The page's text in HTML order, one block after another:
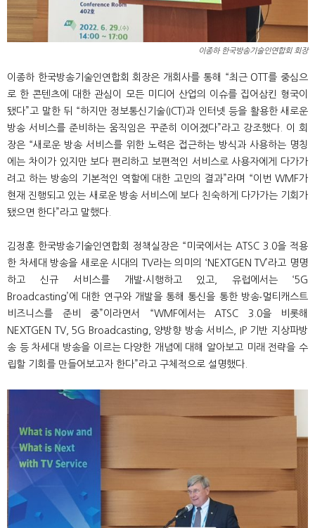
이종하 한국방송기술인연합회 회장
이종하 한국방송기술인연합회 회장은 개회사를 통해 “최근 OTT를 중심으
로 한 콘텐츠에 대한 관심이 모든 미디어 산업의 이슈를 집어삼킨 형국이
됐다”고 말한 뒤 “하지만 정보통신기술(ICT)과 인터넷 등을 활용한 새로운
방송 서비스를 준비하는 움직임은 꾸준히 이어졌다”라고 강조했다. 이 회
장은 “새로운 방송 서비스를 위한 노력은 접근하는 방식과 사용하는 명칭
에는 차이가 있지만 보다 편리하고 보편적인 서비스로 사용자에게 다가가
려고 하는 방송의 기본적인 역할에 대한 고민의 결과”라며 “이번 WMF가
현재 진행되고 있는 새로운 방송 서비스에 보다 친숙하게 다가가는 기회가
됐으면 한다”라고 말했다.
김정훈 한국방송기술인연합회 정책실장은 “미국에서는 ATSC 3.0을 적용
한 차세대 방송을 새로운 시대의 TV라는 의미의 ‘NEXTGEN TV’라고 명명
하고 신규 서비스를 개발‧시행하고 있고, 유럽에서는 ‘5G
Broadcasting’에 대한 연구와 개발을 통해 통신을 통한 방송‧멀티캐스트
비즈니스를 준비 중”이라면서 “WMF에서는 ATSC 3.0을 비롯해
NEXTGEN TV, 5G Broadcasting, 양방향 방송 서비스, IP 기반 지상파방
송 등 차세대 방송을 이르는 다양한 개념에 대해 알아보고 미래 전략을 수
립할 기회를 만들어보고자 한다”라고 구체적으로 설명했다.